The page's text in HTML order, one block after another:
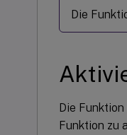
Die
Die
Funktion zu